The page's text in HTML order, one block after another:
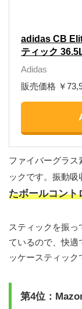
adidas CB
ティック
Adidas
販売価格 ￥
ファイバーグラス
ックです。振動吸
たボールコント
スティックを振
ているので、快適
ッケースティック
第4位：